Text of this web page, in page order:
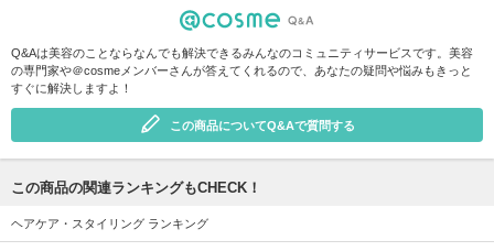
Q&Aは美容のことならなんでも解決できるみんなのコミュニティサービスです。美容
の専門家や＠cosmeメンバーさんが答えてくれるので、あなたの疑問や悩みもきっと
すぐに解決しますよ！
この商品についてQ&Aで質問する
この商品の関連ランキングもCHECK！
ヘアケア・スタイリング ランキング